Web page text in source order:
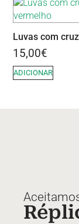
Luvas com
15,00€
ADICIONAR